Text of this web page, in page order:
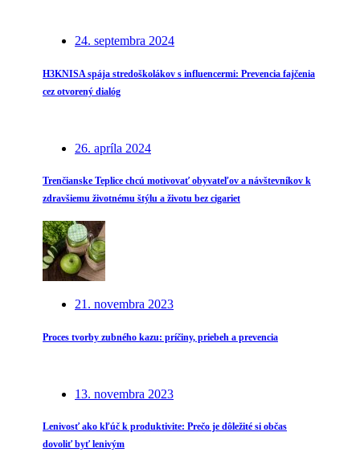
24. septembra 2024
H3KNISA spája stredoškolákov s influencermi: Prevencia fajčenia
cez otvorený dialóg
26. apríla 2024
Trenčianske Teplice chcú motivovať obyvateľov a návštevníkov k
zdravšiemu životnému štýlu a životu bez cigariet
21. novembra 2023
Proces tvorby zubného kazu: príčiny, priebeh a prevencia
13. novembra 2023
Lenivosť ako kľúč k produktivite: Prečo je dôležité si občas
dovoliť byť lenivým